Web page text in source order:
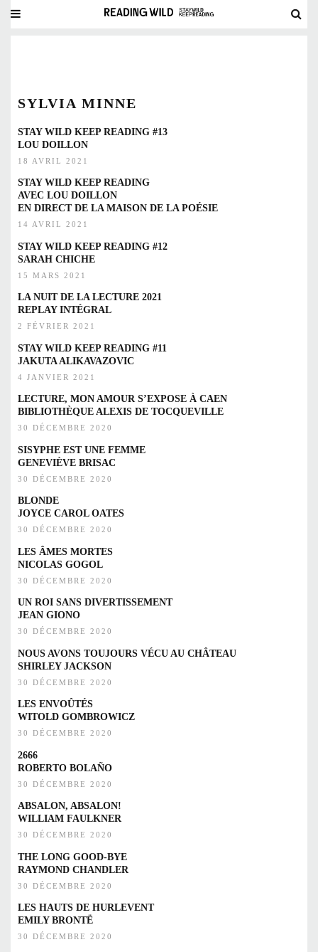
SYLVIA MINNE
STAY WILD KEEP READING #13
LOU DOILLON
18 AVRIL 2021
STAY WILD KEEP READING
AVEC LOU DOILLON
EN DIRECT DE LA MAISON DE LA POÉSIE
14 AVRIL 2021
STAY WILD KEEP READING #12
SARAH CHICHE
15 MARS 2021
LA NUIT DE LA LECTURE 2021
REPLAY INTÉGRAL
2 FÉVRIER 2021
STAY WILD KEEP READING #11
JAKUTA ALIKAVAZOVIC
4 JANVIER 2021
LECTURE, MON AMOUR S’EXPOSE À CAEN
BIBLIOTHÈQUE ALEXIS DE TOCQUEVILLE
30 DÉCEMBRE 2020
SISYPHE EST UNE FEMME
GENEVIÈVE BRISAC
30 DÉCEMBRE 2020
BLONDE
JOYCE CAROL OATES
30 DÉCEMBRE 2020
LES ÂMES MORTES
NICOLAS GOGOL
30 DÉCEMBRE 2020
UN ROI SANS DIVERTISSEMENT
JEAN GIONO
30 DÉCEMBRE 2020
NOUS AVONS TOUJOURS VÉCU AU CHÂTEAU
SHIRLEY JACKSON
30 DÉCEMBRE 2020
LES ENVOÛTÉS
WITOLD GOMBROWICZ
30 DÉCEMBRE 2020
2666
ROBERTO BOLAÑO
30 DÉCEMBRE 2020
ABSALON, ABSALON!
WILLIAM FAULKNER
30 DÉCEMBRE 2020
THE LONG GOOD-BYE
RAYMOND CHANDLER
30 DÉCEMBRE 2020
LES HAUTS DE HURLEVENT
EMILY BRONTË
30 DÉCEMBRE 2020